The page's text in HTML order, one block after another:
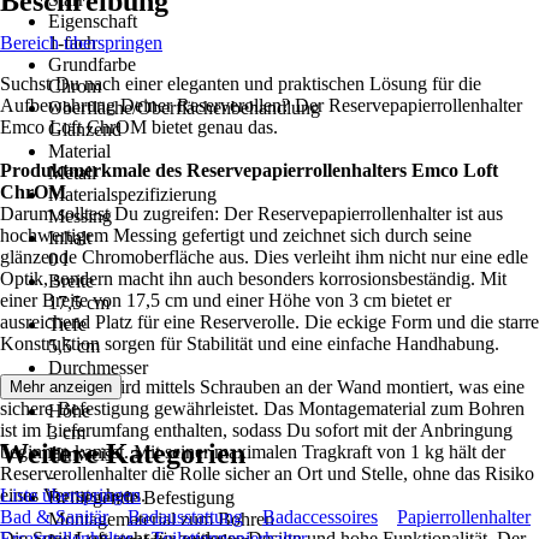
Eigenschaft
1-fach
Grundfarbe
Chrom
Oberfläche/Oberflächenbehandlung
Glänzend
Material
Metall
Materialspezifizierung
Messing
Inhalt
0 l
Breite
17,5 cm
Tiefe
5,5 cm
Durchmesser
3 cm
Höhe
3 cm
Hinweis
-
Beiliegende Befestigung
Montagematerial zum Bohren
Bereich überspringen
Suchst Du nach einer eleganten und praktischen Lösung für die
Aufbewahrung Deiner Reserverollen? Der Reservepapierrollenhalter
Emco Loft ChrOM bietet genau das.
Produktmerkmale des Reservepapierrollenhalters Emco Loft
ChrOM
Darum solltest Du zugreifen: Der Reservepapierrollenhalter ist aus
hochwertigem Messing gefertigt und zeichnet sich durch seine
glänzende Chromoberfläche aus. Dies verleiht ihm nicht nur eine edle
Optik, sondern macht ihn auch besonders korrosionsbeständig. Mit
einer Breite von 17,5 cm und einer Höhe von 3 cm bietet er
ausreichend Platz für eine Reserverolle. Die eckige Form und die starre
Konstruktion sorgen für Stabilität und eine einfache Handhabung.
Dieser Halter wird mittels Schrauben an der Wand montiert, was eine
sichere Befestigung gewährleistet. Das Montagematerial zum Bohren
ist im Lieferumfang enthalten, sodass Du sofort mit der Anbringung
beginnen kannst. Mit seiner maximalen Tragkraft von 1 kg hält der
Reserverollenhalter die Rolle sicher an Ort und Stelle, ohne das Risiko
eines Verrutschens.
Mehr anzeigen
Weitere Kategorien
Liste überspringen
Bad & Sanitär
Badausstattung Badaccessoires
Papierrollenhalter